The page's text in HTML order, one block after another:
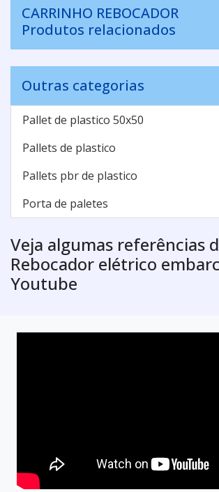
CARRINHO REBOCADOR
Produtos relacionados
Outras categorias
Pallet de plastico 50x50
Pallets de plastico
Pallets pbr de plastico
Porta de paletes
Veja algumas referências
Rebocador elétrico
Youtube